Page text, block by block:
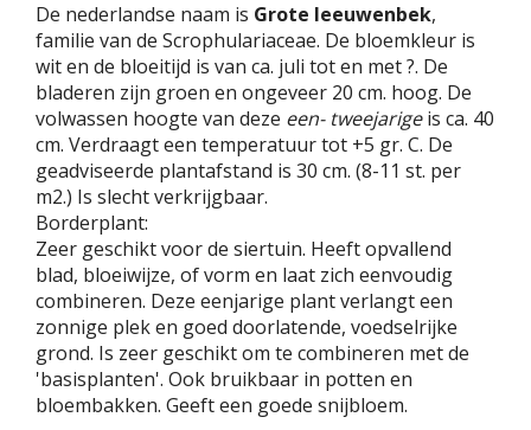
De nederlandse naam is Grote leeuwenbek,
familie van de Scrophulariaceae. De bloemkleur is
wit en de bloeitijd is van ca. juli tot en met ?. De
bladeren zijn groen en ongeveer 20 cm. hoog. De
volwassen hoogte van deze een- tweejarigeis ca. 40
cm. Verdraagt een temperatuur tot +5 gr. C. De
geadviseerde plantafstand is 30 cm. (8-11 st. per
m2.) Is slecht verkrijgbaar.
Borderplant:
Zeer geschikt voor de siertuin. Heeft opvallend
blad, bloeiwijze, of vorm en laat zich eenvoudig
combineren. Deze eenjarige plant verlangt een
zonnige plek en goed doorlatende, voedselrijke
grond. Is zeer geschikt om te combineren met de
'basisplanten'. Ook bruikbaar in potten en
bloembakken. Geeft een goede snijbloem.